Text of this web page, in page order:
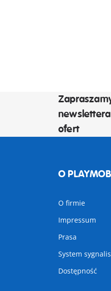
ofert
O
O firmie
Impressum
Prasa
System
Dostępność